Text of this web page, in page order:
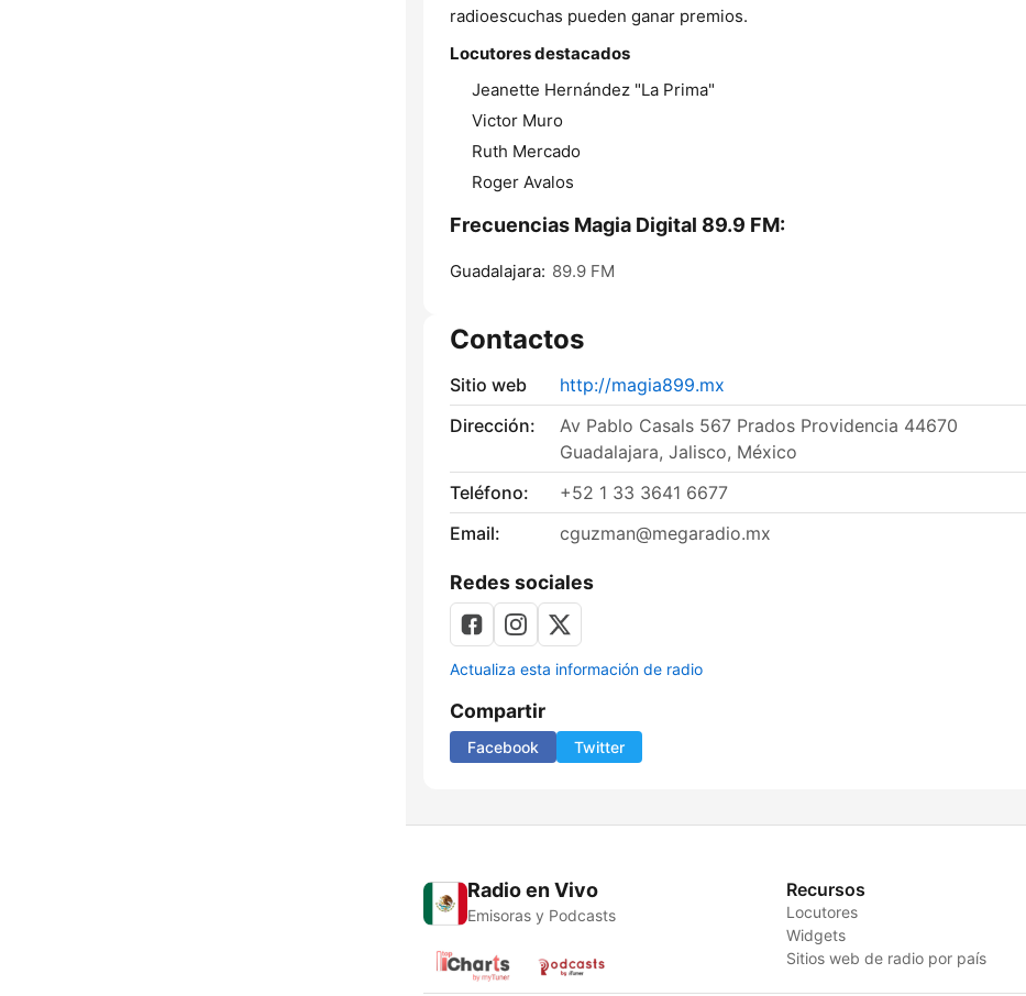
radioescuchas pueden ganar premios.
Locutores destacados
Jeanette Hernández "La Prima"
Victor Muro
Ruth Mercado
Roger Avalos
Frecuencias Magia Digital 89.9 FM:
Guadalajara: 89.9 FM
Contactos
Sitio web
http://magia899.mx
Dirección:
Av Pablo Casals 567 Prados Providencia 44670
Guadalajara, Jalisco, México
Teléfono:
+52 1 33 3641 6677
Email:
cguzman@megaradio.mx
Redes sociales
Actualiza esta información de radio
Compartir
Facebook Twitter
Radio en Vivo
Emisoras y Podcasts
Recursos
Locutores
Widgets
Sitios web de radio por país